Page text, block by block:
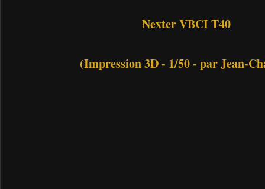
Nexter VBCI T40
(Impression 3D - 1/50 - par Jean-